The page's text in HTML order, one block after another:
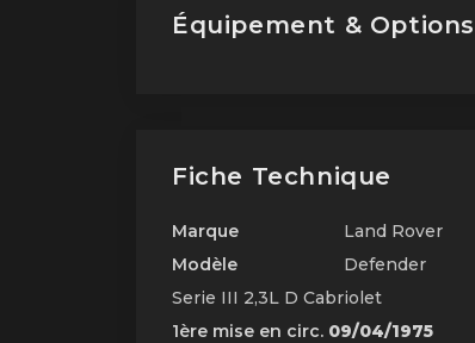
Équipement & Options
Fiche Technique
Marque
Land Rover
Modèle
Defender
Serie III 2,3L D Cabriolet
1ère mise en circ. 09/04/1975